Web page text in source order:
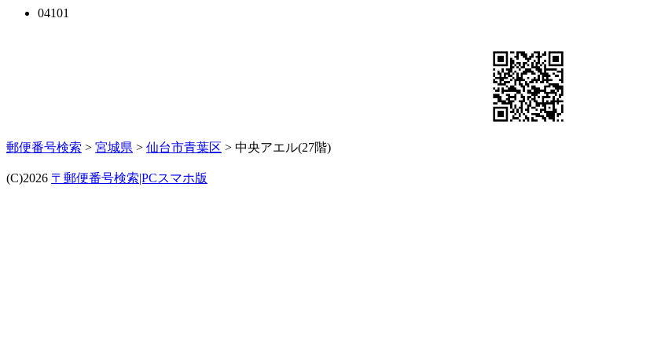
04101
郵便番号検索 > 宮城県 > 仙台市青葉区 > 中央アエル(27階)
(C)2026 〒郵便番号検索|PCスマホ版